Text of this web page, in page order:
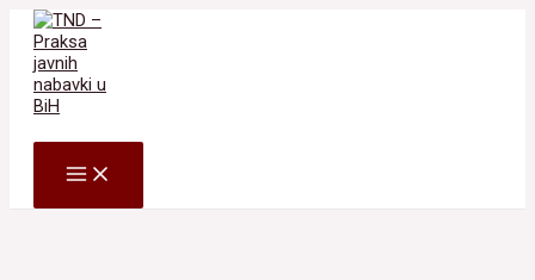
Skip
content
MAIN
MENU